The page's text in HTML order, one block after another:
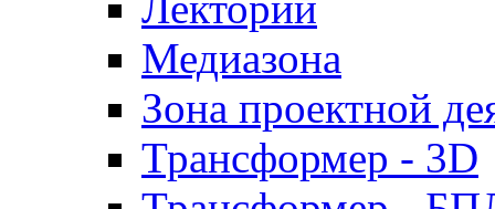
Медиазона
Зона проектной
Трансформер - 3D